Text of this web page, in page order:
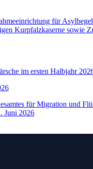
für
Kurpfalzkaserne sowie
im ersten Halbjahr
für Migration und
Juni 2026